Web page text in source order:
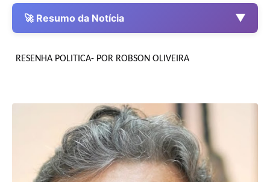
🚀 Resumo da Notícia ▼
RESENHA POLITICA- POR ROBSON OLIVEIRA